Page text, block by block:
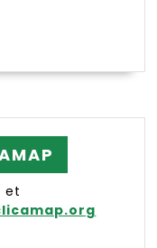
et